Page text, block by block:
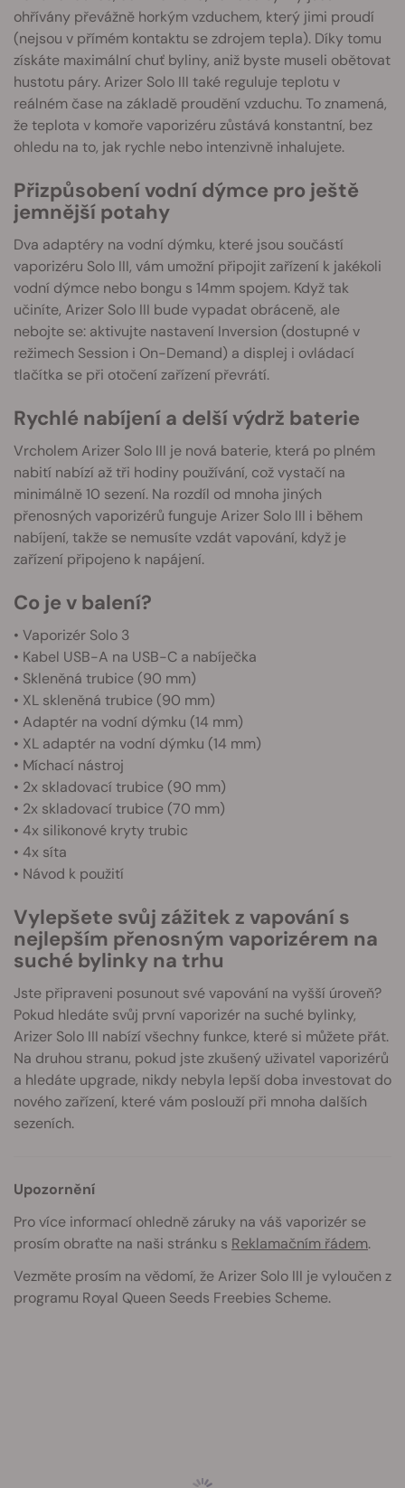
ohřívány převážně horkým vzduchem, který jimi proudí
(nejsou v přímém kontaktu se zdrojem tepla). Díky tomu
získáte maximální chuť byliny, aniž byste museli obětovat
hustotu páry. Arizer Solo III také reguluje teplotu v
reálném čase na základě proudění vzduchu. To znamená,
že teplota v komoře vaporizéru zůstává konstantní, bez
ohledu na to, jak rychle nebo intenzivně inhalujete.
Přizpůsobení vodní dýmce pro ještě
jemnější potahy
Dva adaptéry na vodní dýmku, které jsou součástí
vaporizéru Solo III, vám umožní připojit zařízení k jakékoli
vodní dýmce nebo bongu s 14mm spojem. Když tak
učiníte, Arizer Solo III bude vypadat obráceně, ale
nebojte se: aktivujte nastavení Inversion (dostupné v
režimech Session i On-Demand) a displej i ovládací
tlačítka se při otočení zařízení převrátí.
Rychlé nabíjení a delší výdrž baterie
Vrcholem Arizer Solo III je nová baterie, která po plném
nabití nabízí až tři hodiny používání, což vystačí na
minimálně 10 sezení. Na rozdíl od mnoha jiných
přenosných vaporizérů funguje Arizer Solo III i během
nabíjení, takže se nemusíte vzdát vapování, když je
zařízení připojeno k napájení.
Co je v balení?
• Vaporizér Solo 3
• Kabel USB-A na USB-C a nabíječka
• Skleněná trubice (90 mm)
• XL skleněná trubice (90 mm)
• Adaptér na vodní dýmku (14 mm)
• XL adaptér na vodní dýmku (14 mm)
• Míchací nástroj
• 2x skladovací trubice (90 mm)
• 2x skladovací trubice (70 mm)
• 4x silikonové kryty trubic
• 4x síta
• Návod k použití
Vylepšete svůj zážitek z vapování s
nejlepším přenosným vaporizérem na
suché bylinky na trhu
Jste připraveni posunout své vapování na vyšší úroveň?
Pokud hledáte svůj první vaporizér na suché bylinky,
Arizer Solo III nabízí všechny funkce, které si můžete přát.
Na druhou stranu, pokud jste zkušený uživatel vaporizérů
a hledáte upgrade, nikdy nebyla lepší doba investovat do
nového zařízení, které vám poslouží při mnoha dalších
sezeních.
Upozornění
Pro více informací ohledně záruky na váš vaporizér se
prosím obraťte na naši stránku s Reklamačním řádem.
Vezměte prosím na vědomí, že Arizer Solo III je vyloučen z
programu Royal Queen Seeds Freebies Scheme.